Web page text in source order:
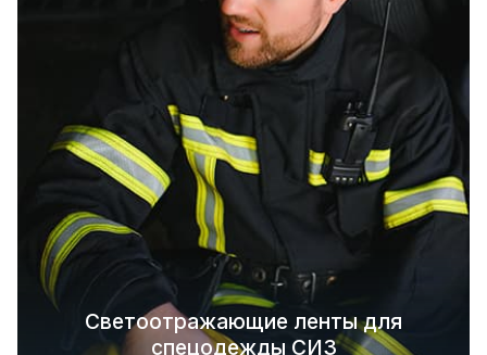
Светоотражающие ленты для
спецодежды СИЗ
Светоотражающие текстильные
решения для модной верхней
одежды
Светящиеся в темноте ткани для
верхней одежды
Решения по обеспечению
безопасности одежды для всей
отраслевой цепочки